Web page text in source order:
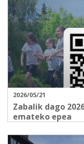
2026/05/21
Zabalik dago
emateko epea